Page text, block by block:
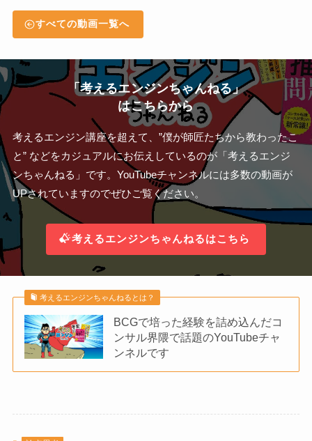
すべての動画一覧へ
「考えるエンジンちゃんねる」
はこちらから
考えるエンジン講座を超えて、”僕が師匠たちから教わったこ
と” などをカジュアルにお伝えしているのが「考えるエンジ
ンちゃんねる」です。YouTubeチャンネルには多数の動画が
UPされていますのでぜひご覧ください。
考えるエンジンちゃんねるはこちら
考えるエンジンちゃんねるとは？
BCGで培った経験を詰め込んだコ
ンサル界隈で話題のYouTubeチャ
ンネルです